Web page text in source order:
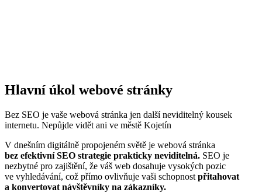
Hlavní úkol webové stránky​
Bez SEO je vaše webová stránka jen další neviditelný kousek
internetu. Nepůjde vidět ani ve městě Kojetín
V dnešním digitálně propojeném světě je webová stránka
bez efektivní SEO strategie prakticky neviditelná. SEO je
nezbytné pro zajištění, že váš web dosahuje vysokých pozic
ve vyhledávání, což přímo ovlivňuje vaši schopnost přitahovat
a konvertovat návštěvníky na zákazníky.